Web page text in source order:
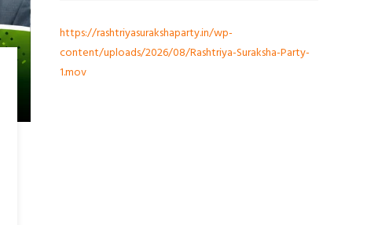
https://rashtriyasurakshaparty.in/wp-
content/uploads/2026/08/Rashtriya-Suraksha-Party-
1.mov